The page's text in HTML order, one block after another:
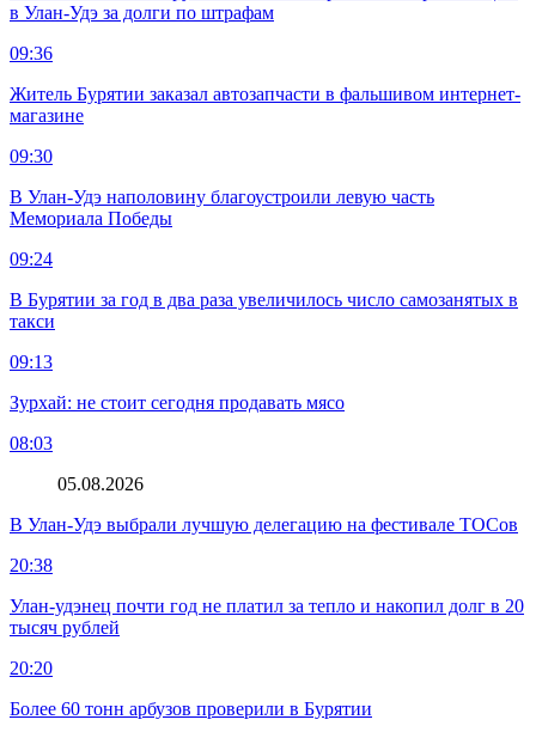
в Улан-Удэ за долги по штрафам
09:36
Житель Бурятии заказал автозапчасти в фальшивом интернет-
магазине
09:30
В Улан-Удэ наполовину благоустроили левую часть
Мемориала Победы
09:24
В Бурятии за год в два раза увеличилось число самозанятых в
такси
09:13
Зурхай: не стоит сегодня продавать мясо
08:03
05.08.2026
В Улан-Удэ выбрали лучшую делегацию на фестивале ТОСов
20:38
Улан-удэнец почти год не платил за тепло и накопил долг в 20
тысяч рублей
20:20
Более 60 тонн арбузов проверили в Бурятии